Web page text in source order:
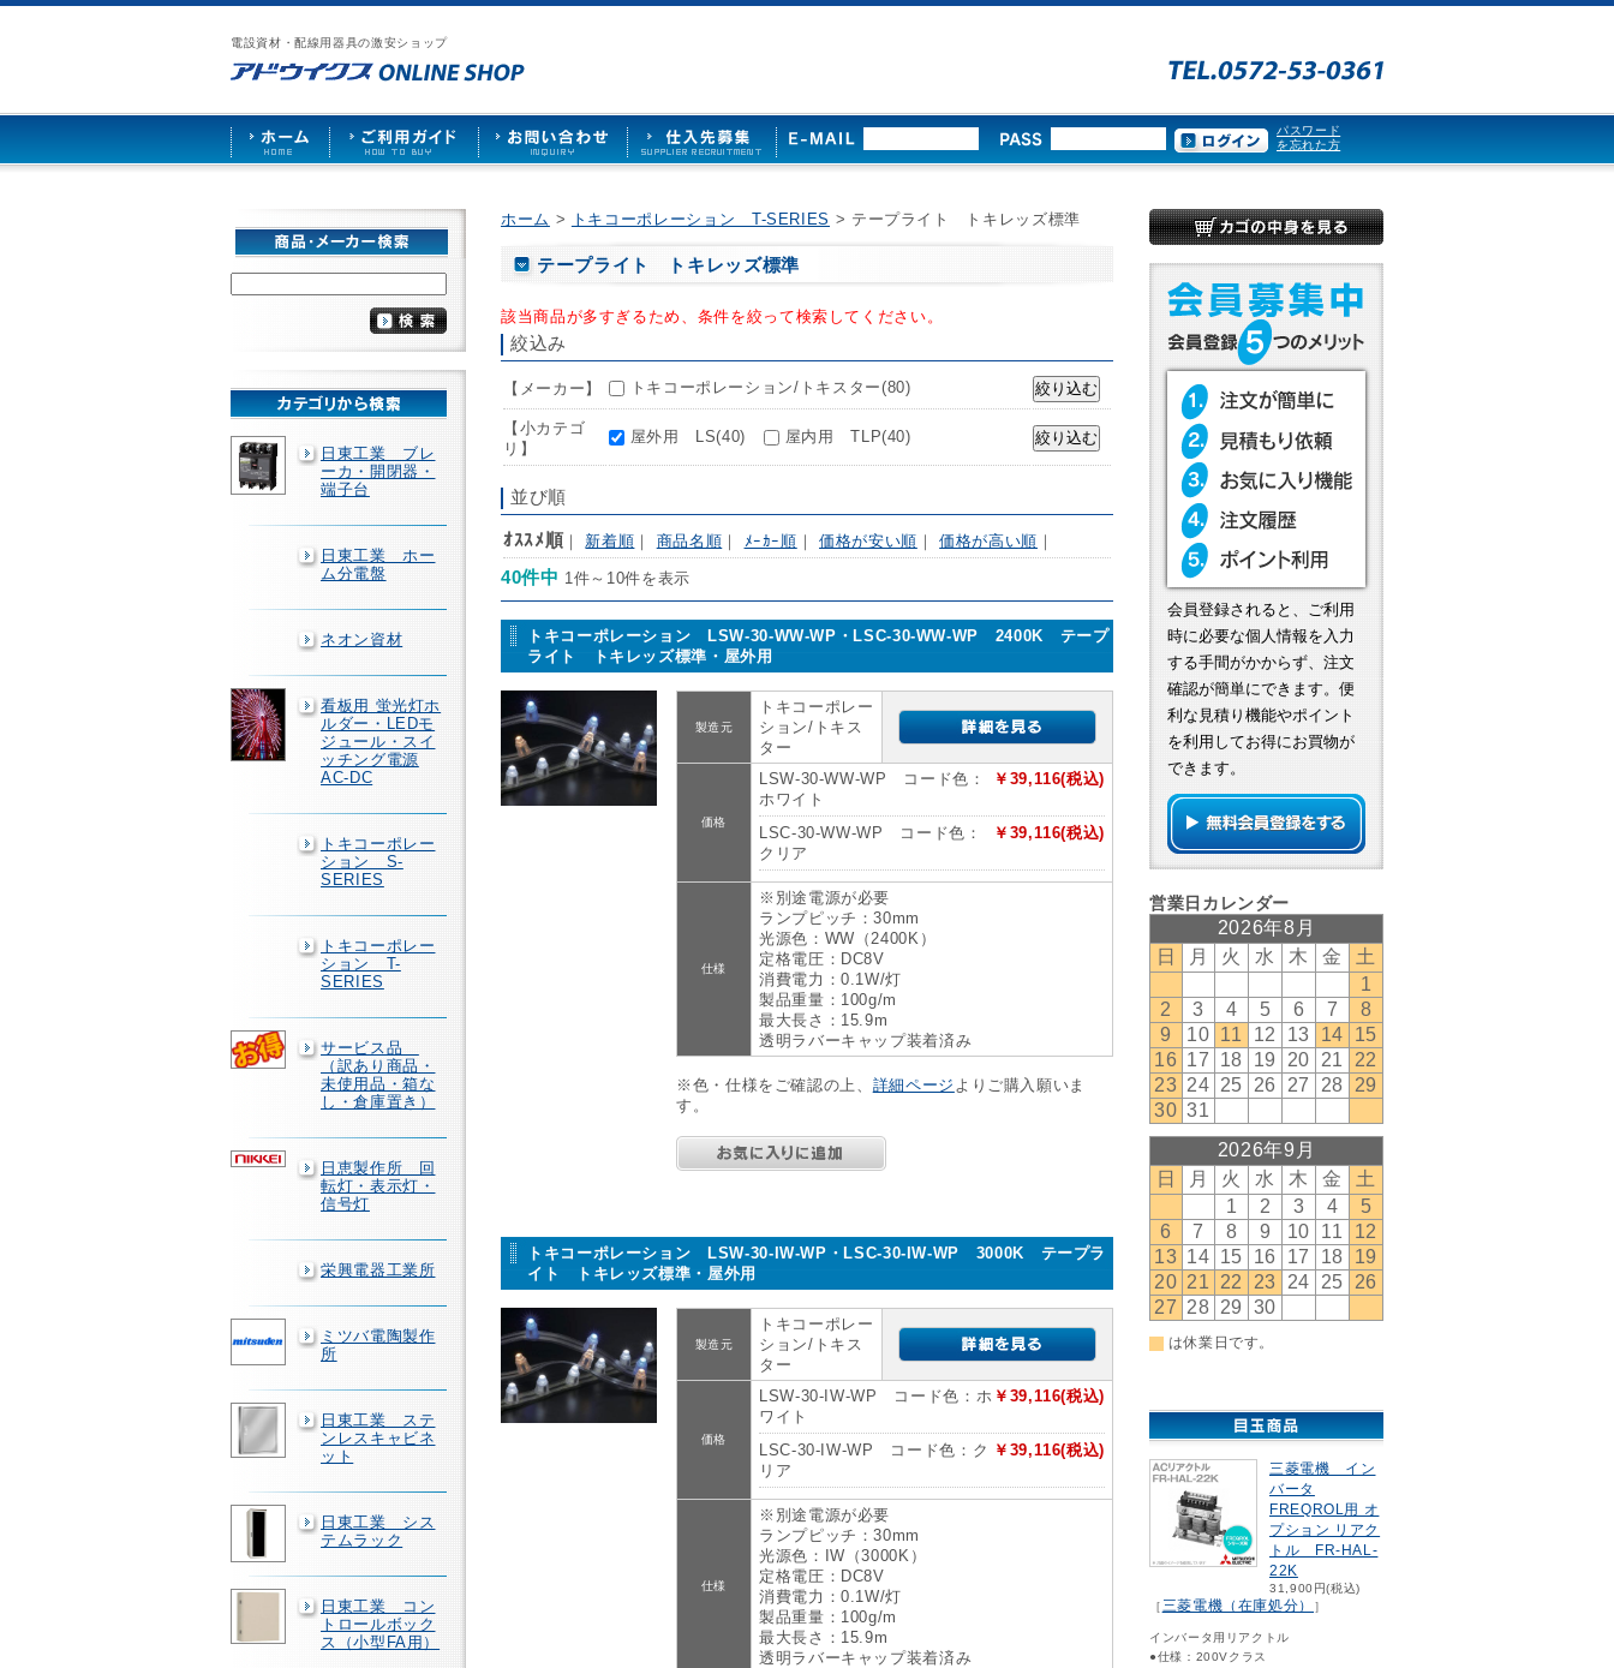
電設資材・配線用器具の激安ショップ
漏
カ
照
ア
ス
ご
ド
お
せ
仕
パスワード
を忘れた方
日東工業 ブレ
ーカ・開閉器・
端子台
日東工業 ホー
ム分電盤
ネオン資材
看板用 蛍光灯ホ
ルダー・LEDモ
ジュール・スイ
ッチング電源
AC-DC
トキコーポレー
ション S-
SERIES
トキコーポレー
ション T-
SERIES
サービス品
（訳あり商品・
未使用品・箱な
し・倉庫置き）
日恵製作所 回
転灯・表示灯・
信号灯
栄興電器工業所
ミツバ電陶製作
所
日東工業 ステ
ンレスキャビネ
ット
日東工業 シス
テムラック
日東工業 コン
トロールボック
ス（小型FA用）
ホーム > トキコーポレーション T-SERIES > テープライト トキレッズ標準
テープライト トキレッズ標準
該当商品が多すぎるため、条件を絞って検索してください。
絞込み
【メーカー】 トキコーポレーション/トキスター(80)
【小カテゴ
リ】
屋外用 LS(40) 屋内用 TLP(40)
並び順
ｵｽｽﾒ順 ｜ 新着順 ｜ 商品名順 ｜ ﾒｰｶｰ順 ｜価格が安い順 ｜価格が高い順 ｜
40件中 1件～10件を表示
トキコーポレーション LSW-30-WW-WP・LSC-30-WW-WP 2400K テープ
ライト トキレッズ標準・屋外用
製造元
トキコーポレー
ション/トキス
ター
価格
￥39,116(税込)
LSW-30-WW-WP コード色：
ホワイト
￥39,116(税込)
LSC-30-WW-WP コード色：
クリア
仕様
※別途電源が必要
ランプピッチ：30mm
光源色：WW（2400K）
定格電圧：DC8V
消費電力：0.1W/灯
製品重量：100g/m
最大長さ：15.9m
透明ラバーキャップ装着済み
※色・仕様をご確認の上、 詳細ページ よりご購入願いま
す。
トキコーポレーション LSW-30-IW-WP・LSC-30-IW-WP 3000K テープラ
イト トキレッズ標準・屋外用
製造元
トキコーポレー
ション/トキス
ター
価格
￥39,116(税込)
LSW-30-IW-WP コード色：ホ
ワイト
￥39,116(税込)
LSC-30-IW-WP コード色：ク
リア
仕様
※別途電源が必要
ランプピッチ：30mm
光源色：IW（3000K）
定格電圧：DC8V
消費電力：0.1W/灯
製品重量：100g/m
最大長さ：15.9m
透明ラバーキャップ装着済み
会員登録されると、ご利用
時に必要な個人情報を入力
する手間がかからず、注文
確認が簡単にできます。便
利な見積り機能やポイント
を利用してお得にお買物が
できます。
三菱電機 イン
バータ
FREQROL用 オ
プション リアク
トル FR-HAL-
22K
31,900円(税込)
［三菱電機（在庫処分） ］
インバータ用リアクトル
●仕様：200Vクラス